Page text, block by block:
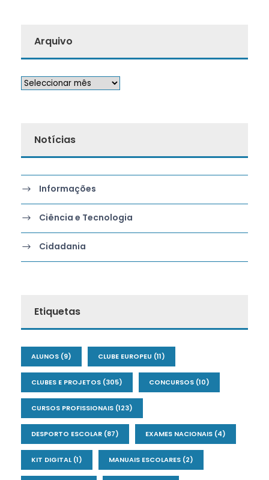
Arquivo
Notícias
Informações
Ciência e Tecnologia
Cidadania
Etiquetas
ALUNOS (9) CLUBE EUROPEU (11)
CLUBES E PROJETOS (305) CONCURSOS (10)
CURSOS PROFISSIONAIS (123)
DESPORTO ESCOLAR (87) EXAMES NACIONAIS (4)
KIT DIGITAL(1) MANUAIS ESCOLARES (2)